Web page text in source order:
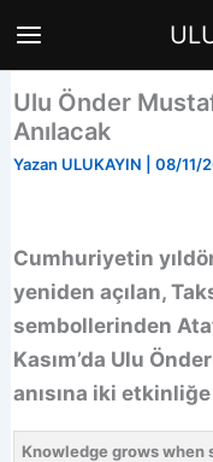
atla
Ulu Önder
Anılacak
Yazan ULUKAYIN |08/11/
Cumhuriyetin
yeniden açılan,
sembollerinden
Kasım’da Ulu
anısına iki
Knowledge grows when